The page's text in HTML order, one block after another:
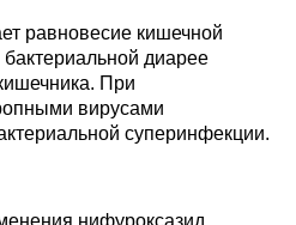
равновесие кишечной
диарее
При
вирусами
суперинфекции.
нифуроксазид